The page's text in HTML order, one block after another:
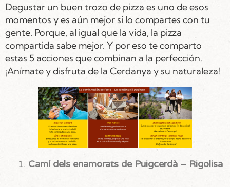
Degustar un buen trozo de pizza es uno de esos
momentos y es aún mejor si lo compartes con tu
gente. Porque, al igual que la vida, la pizza
compartida sabe mejor. Y por eso te comparto
estas 5 acciones que combinan a la perfección.
¡Anímate y disfruta de la Cerdanya y su naturaleza!
Camí dels enamorats de Puigcerdà – Rigolisa